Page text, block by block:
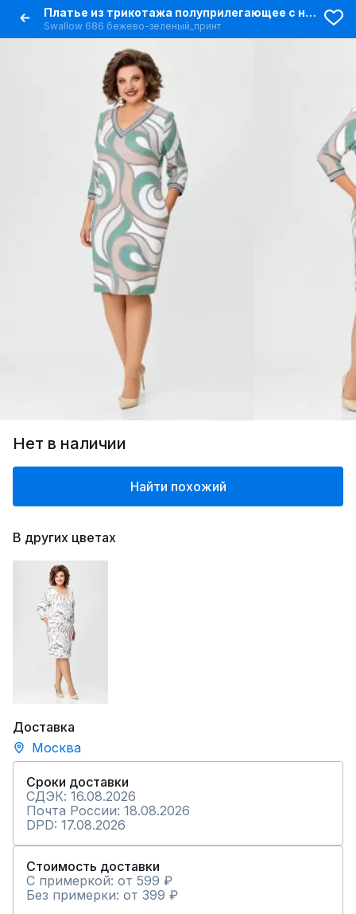
Платье из трикотажа полуприлегающее с нагрудными вытачками
Swallow 686 бежево-зеленый_принт
Нет в наличии
Найти похожий
В других цветах
Доставка
Москва
Сроки доставки
СДЭК: 16.08.2026
Почта России: 18.08.2026
DPD: 17.08.2026
Стоимость доставки
С примеркой: от 599 ₽
Без примерки: от 399 ₽